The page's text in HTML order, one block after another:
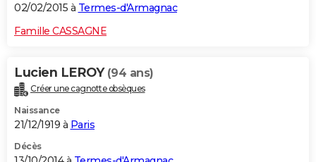
02/02/2015 à Termes-d'Armagnac
Famille CASSAGNE
Lucien LEROY (94 ans)
Créer une cagnotte obsèques
Naissance
21/12/1919 à Paris
Décès